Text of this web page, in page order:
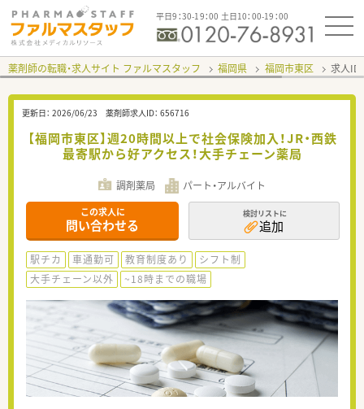
平日9：30-19：00 土日10：00-19：00
薬剤師の転職・求人サイト ファルマスタッフ 福岡県 福岡市東区 求人ID
更新日： 2026/06/23 薬剤師求人ID： 656716
【福岡市東区】週20時間以上で社会保険加入！JR・西鉄
最寄駅から好アクセス！大手チェーン薬局
調剤薬局 パート・アルバイト
この求人に
問い合わせる
検討リストに
追加
駅チカ 車通勤可 教育制度あり
シフト制
大手チェーン以外
~18時までの職場